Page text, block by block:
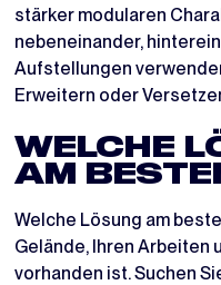
stärker modularen
nebeneinander,
Aufstellungen
Erweitern oder
WELCHE
AM
Welche Lösung am
Gelände, Ihren Arbeiten
vorhanden ist. Suchen